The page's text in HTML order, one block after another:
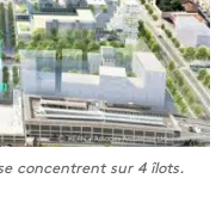
concentrent sur 4 îlots.